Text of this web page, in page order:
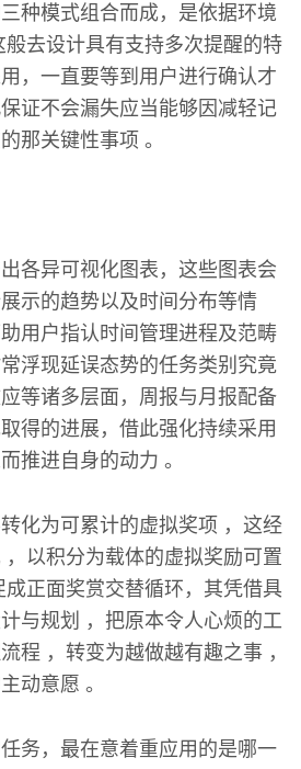
种模式组合而成，是依据环境
般去设计具有支持多次提醒的特
，一直要等到用户进行确认才
证不会漏失应当能够因减轻记
那关键性事项 。
各异可视化图表，这些图表会
示的趋势以及时间分布等情
用户指认时间管理进程及范畴
浮现延误态势的任务类别究竟
等诸多层面，周报与月报配备
得的进展，借此强化持续采用
推进自身的动力 。
化为可累计的虚拟奖项 ，这经
以积分为载体的虚拟奖励可置
正面奖赏交替循环，其凭借具
与规划 ，把原本令人心烦的工
程 ，转变为越做越有趣之事 ，
动意愿 。
务，最在意着重应用的是哪一